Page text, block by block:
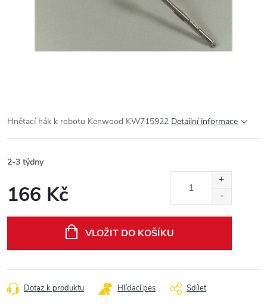
Hnětací hák k robotu Kenwood KW715922 Detailní informace
2-3 týdny
166 Kč
VLOŽIT DO KOŠÍKU
Dotaz k produktu Hlídací pes Sdílet